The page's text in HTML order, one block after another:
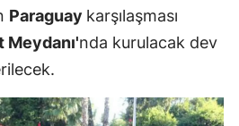
Paraguay karşılaşması
Meydanı'nda kurulacak dev